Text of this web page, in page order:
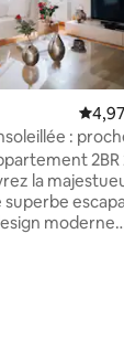
:
Wi-Fi
2BR
la
superbe
moderne